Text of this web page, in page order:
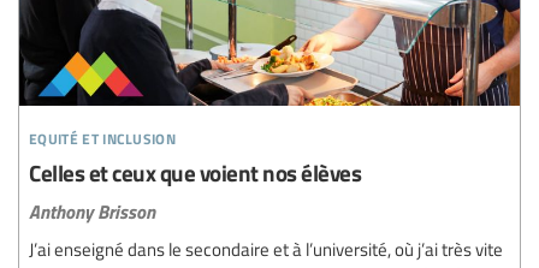
equité et inclusion
Celles et ceux que voient nos élèves
Anthony Brisson
J’ai enseigné dans le secondaire et à l’université, où j’ai très vite